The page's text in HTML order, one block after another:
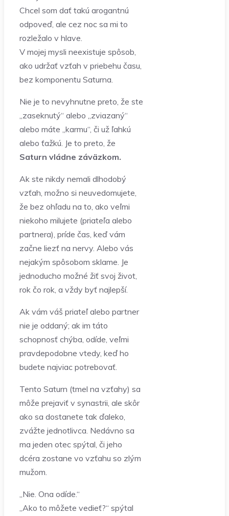
Chcel som dať takú arogantnú
odpoveď, ale cez noc sa mi to
rozležalo v hlave.
V mojej mysli neexistuje spôsob,
ako udržať vzťah v priebehu času,
bez komponentu Saturna.
Nie je to nevyhnutne preto, že ste
„zaseknutý“ alebo „zviazaný“
alebo máte „karmu“, či už ľahkú
alebo ťažkú. Je to preto, že
Saturn vládne záväzkom.
Ak ste nikdy nemali dlhodobý
vzťah, možno si neuvedomujete,
že bez ohľadu na to, ako veľmi
niekoho milujete (priateľa alebo
partnera), príde čas, keď vám
začne liezť na nervy. Alebo vás
nejakým spôsobom sklame. Je
jednoducho možné žiť svoj život,
rok čo rok, a vždy byť najlepší.
Ak vám váš priateľ alebo partner
nie je oddaný; ak im táto
schopnosť chýba, odíde, veľmi
pravdepodobne vtedy, keď ho
budete najviac potrebovať.
Tento Saturn (tmel na vzťahy) sa
môže prejaviť v synastrii, ale skôr
ako sa dostanete tak ďaleko,
zvážte jednotlivca. Nedávno sa
ma jeden otec spýtal, či jeho
dcéra zostane vo vzťahu so zlým
mužom.
„Nie. Ona odíde.“
„Ako to môžete vedieť?“ spýtal